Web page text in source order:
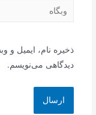
وبگاه
ذخیره نام، ایمیل و
دیدگاهی می‌نویسم.